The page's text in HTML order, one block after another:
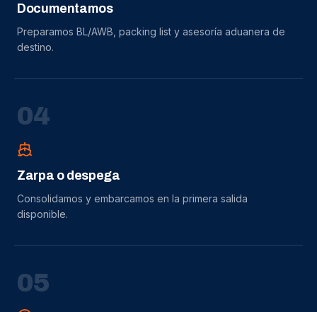
Documentamos
Preparamos BL/AWB, packing list y asesoría aduanera de
destino.
04
Zarpa o despega
Consolidamos y embarcamos en la primera salida
disponible.
05